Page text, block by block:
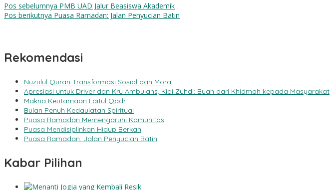
Pos sebelumnya PMB UAD Jalur Beasiswa Akademik
Pos berikutnya Puasa Ramadan: Jalan Penyucian Batin
Rekomendasi
Nuzulul Quran Transformasi Sosial dan Moral
Apresiasi untuk Driver dan Kru Ambulans, Kiai Zuhdi: Buah dari Khidmah kepada Masyarakat
Makna Keutamaan Laitul Qadr
Bulan Penuh Kedaulatan Spiritual
Puasa Ramadan Memengaruhi Komunitas
Puasa Mendisiplinkan Hidup Berkah
Puasa Ramadan: Jalan Penyucian Batin
Kabar Pilihan